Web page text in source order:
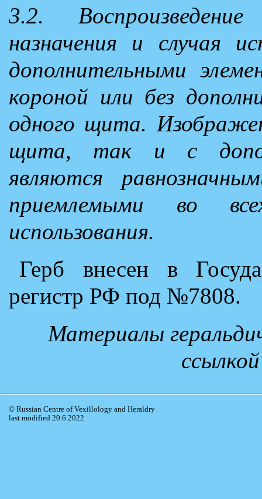
3.2.
назначения и случая
дополнительными
короной или без
одного щита.
щита, так и с
являются
приемлемыми во
использования.
Герб внесен в
регистр РФ под №7808.
Материалы
© Russian Centre of Vexillology and Heraldry
last modified 20.6.2022